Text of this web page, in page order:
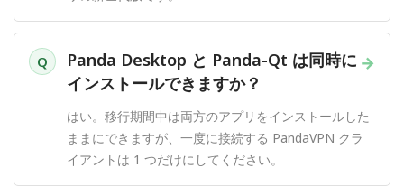
Q →
Panda Desktop と Panda-Qt は同時に
インストールできますか？
はい。移行期間中は両方のアプリをインストールした
ままにできますが、一度に接続する PandaVPN クラ
イアントは 1 つだけにしてください。